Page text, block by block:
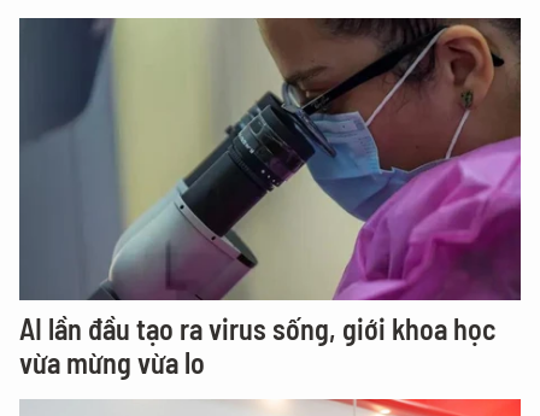
AI lần đầu tạo ra virus sống, giới khoa học
vừa mừng vừa lo